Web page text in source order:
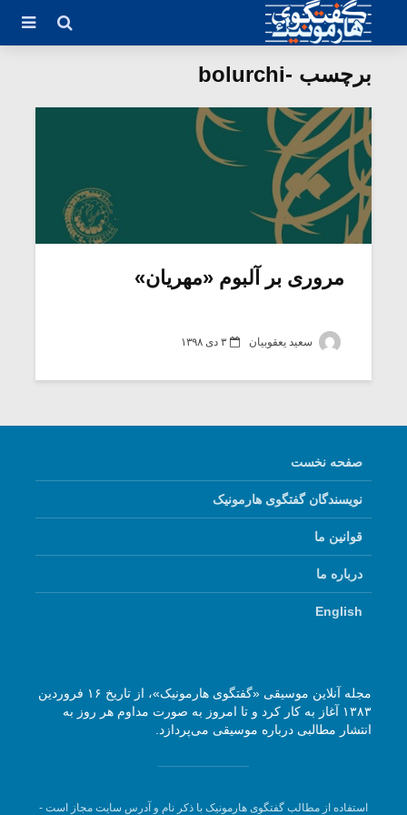
برچسب -bolurchi
مروری بر آلبوم «مهریان»
سعید یعقوبیان ۳ دی ۱۳۹۸
صفحه نخست
نویسندگان گفتگوی هارمونیک
قوانین ما
درباره ما
English
مجله آنلاین موسیقی «گفتگوی هارمونیک»، از تاریخ ۱۶ فروردین
۱۳۸۳ آغاز به کار کرد و تا امروز به صورت مداوم هر روز به
انتشار مطالبی درباره موسیقی می‌پردازد.
استفاده از مطالب گفتگوی هارمونیک با ذکر نام و آدرس سایت مجاز است -